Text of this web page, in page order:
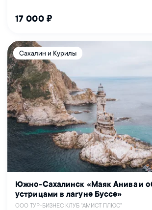
17 000 ₽
Сахалин и Курилы
Южно-Сахалинск «Маяк Анива и
устрицами в лагуне Буссе»
ООО ТУР-БИЗНЕС КЛУБ "АМИСТ ПЛЮС"